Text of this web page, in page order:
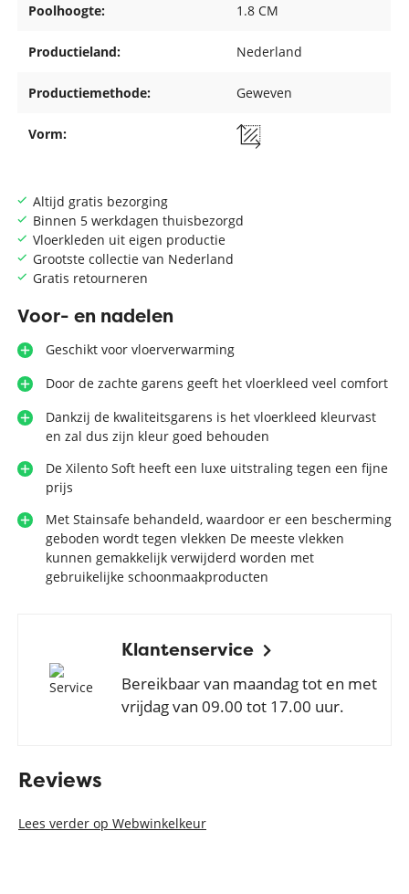
Altijd gratis bezorging
Binnen 5 werkdagen thuisbezorgd
Vloerkleden uit eigen productie
Grootste collectie van Nederland
Gratis retourneren
Voor- en nadelen
Geschikt voor vloerverwarming
Door de zachte garens geeft het vloerkleed veel comfort
Dankzij de kwaliteitsgarens is het vloerkleed kleurvast
en zal dus zijn kleur goed behouden
De Xilento Soft heeft een luxe uitstraling tegen een fijne
prijs
Met Stainsafe behandeld, waardoor er een bescherming
geboden wordt tegen vlekken De meeste vlekken
kunnen gemakkelijk verwijderd worden met
gebruikelijke schoonmaakproducten
Klantenservice
Bereikbaar van maandag tot en met
vrijdag van 09.00 tot 17.00 uur.
Poolhoogte: 1.8 CM
Productieland: Nederland
Productiemethode: Geweven
Vorm:
Reviews
Lees verder op Webwinkelkeur